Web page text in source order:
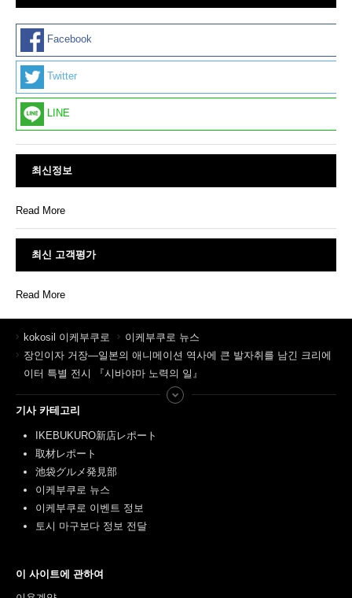
Facebook
Twitter
LINE
최신정보
Read More
최신 고객평가
Read More
kokosil 이케부쿠로
이케부쿠로 뉴스
장인이자 거장—일본의 애니메이션 역사에 큰 발자취를 남긴 크리에
이터 특별 전시 『시바야마 노력의 일』
기사 카테고리
IKEBUKURO新店レポート
取材レポート
池袋グルメ発見部
이케부쿠로 뉴스
이케부쿠로 이벤트 정보
토시 마구보다 정보 전달
이 사이트에 관하여